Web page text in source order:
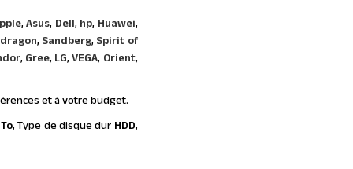
,Asus, Dell, hp, Huawei,
, Sandberg, Spirit of
, Gree, LG,VEGA, Orient,
et à votre budget.
, Type de disque dur HDD,